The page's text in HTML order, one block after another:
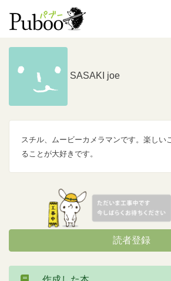
SASAKI joe
スチル、ムービーカメラマンです。楽しい
ることが大好きです。
読者登録